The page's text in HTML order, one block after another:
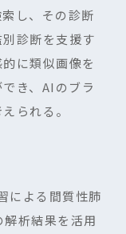
し、その診断
診断を支援す
に類似画像を
き、 AI のブラ
られる。
による間質性肺
解析結果を活用